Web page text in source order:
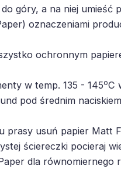
góry, a na niej umieść
oznaczeniami
ochronnym
w temp. 135 - 145oC
pod średnim
prasy usuń papier Matt
ściereczki pocieraj
dla równomiernego